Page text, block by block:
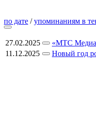
по дате /упоминаниям в
27.02.2025
«МТС
11.12.2025
Новый год